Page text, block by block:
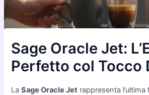
Sage Oracle Jet:
Perfetto col Tocco
LaSage Oracle Jet rappresenta